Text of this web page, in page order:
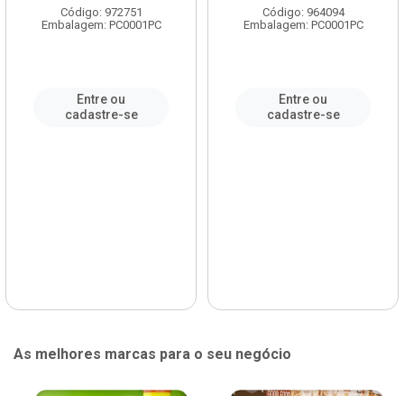
Código: 972751
Embalagem: PC0001PC
Entre ou
cadastre-se
Código: 964094
Embalagem: PC0001PC
Entre ou
cadastre-se
As melhores marcas para o seu negócio